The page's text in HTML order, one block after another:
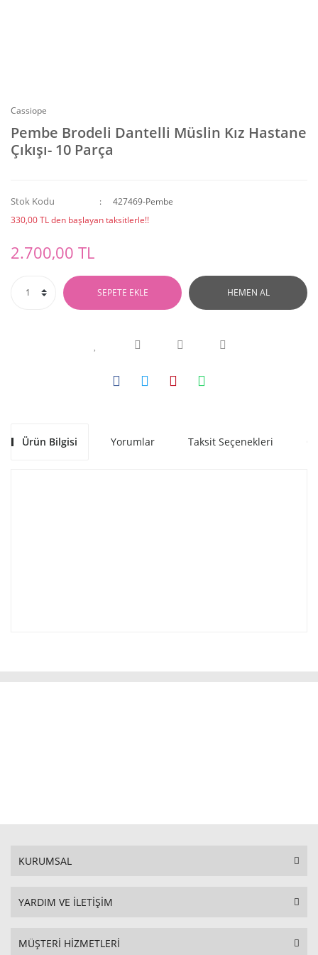
Cassiope
Pembe Brodeli Dantelli Müslin Kız Hastane
Çıkışı- 10 Parça
Stok Kodu
427469-Pembe
330,00 TL den başlayan taksitlerle!!
2.700,00 TL
SEPETE EKLE HEMEN AL
Ürün Bilgisi Yorumlar Taksit Seçenekleri
KURUMSAL
YARDIM VE İLETİŞİM
MÜŞTERİ HİZMETLERİ